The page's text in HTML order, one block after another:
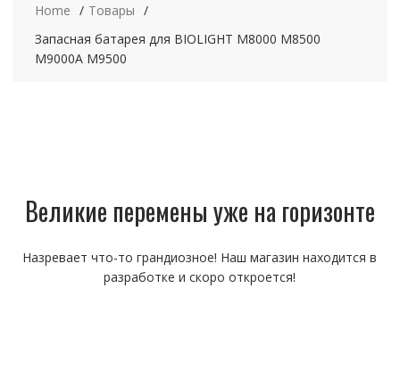
Home
Товары
Запасная батарея для BIOLIGHT M8000 M8500
M9000A M9500
Великие перемены уже на горизонте
Назревает что-то грандиозное! Наш магазин находится в
разработке и скоро откроется!